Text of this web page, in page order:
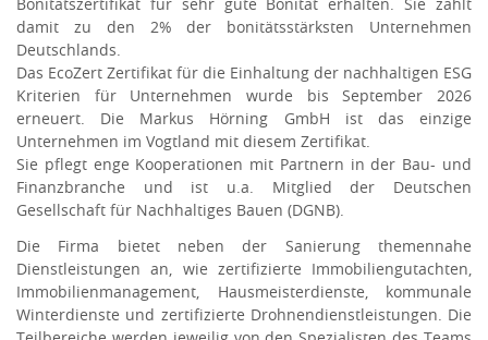
Bonitätszertifikat für sehr gute Bonität erhalten. Sie zählt
damit zu den 2% der bonitätsstärksten Unternehmen
Deutschlands.
Das EcoZert Zertifikat für die Einhaltung der nachhaltigen ESG
Kriterien für Unternehmen wurde bis September 2026
erneuert. Die Markus Hörning GmbH ist das einzige
Unternehmen im Vogtland mit diesem Zertifikat.
Sie pflegt enge Kooperationen mit Partnern in der Bau- und
Finanzbranche und ist u.a. Mitglied der Deutschen
Gesellschaft für Nachhaltiges Bauen (DGNB).
Die Firma bietet neben der Sanierung themennahe
Dienstleistungen an, wie zertifizierte Immobiliengutachten,
Immobilienmanagement, Hausmeisterdienste, kommunale
Winterdienste und zertifizierte Drohnendienstleistungen. Die